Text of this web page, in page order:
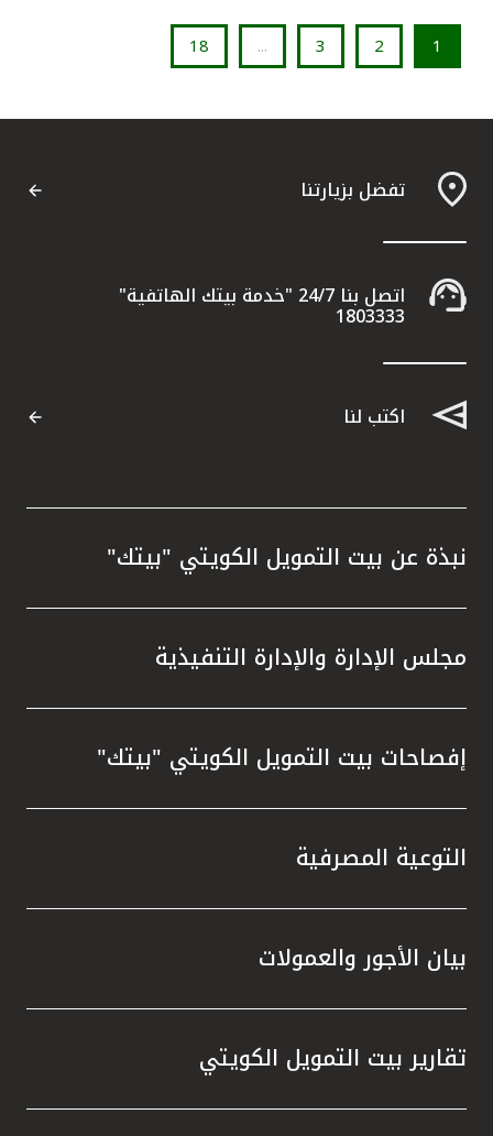
1
2
3
...
18
تفضل بزيارتنا
اتصل بنا 24/7 "خدمة بيتك الهاتفية"
1803333
اكتب لنا
نبذة عن بيت التمويل الكويتي "بيتك"
مجلس الإدارة والإدارة التنفيذية
إفصاحات بيت التمويل الكويتي "بيتك"
التوعية المصرفية
بيان الأجور والعمولات
تقارير بيت التمويل الكويتي